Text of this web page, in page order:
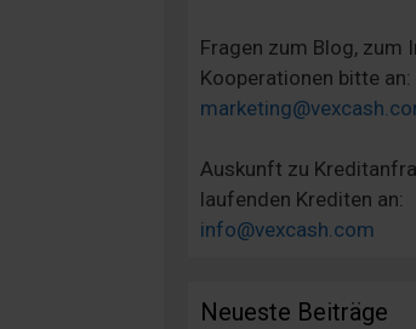
Fragen zum Blog, zum
Kooperationen bitte an:
Auskunft zu
laufenden Krediten an:
info@vexcash.com
Neueste Beiträge